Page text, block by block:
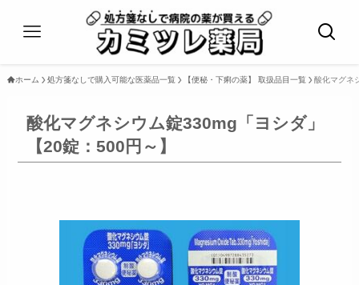
ホーム 処方箋なしで購入可能な医薬品一覧 【便秘・下痢の薬】 取扱品目一覧 酸化マグネ
酸化マグネシウム錠330mg「ヨシダ」
【20錠：500円～】